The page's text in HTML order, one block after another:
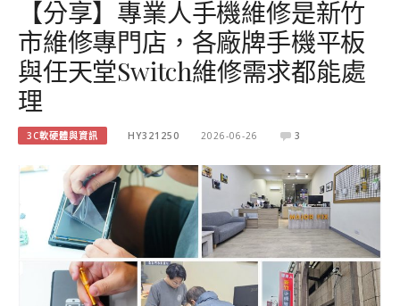
【分享】專業人手機維修是新竹
市維修專門店，各廠牌手機平板
與任天堂Switch維修需求都能處
理
3C軟硬體與資訊 HY321250 2026-06-26 3